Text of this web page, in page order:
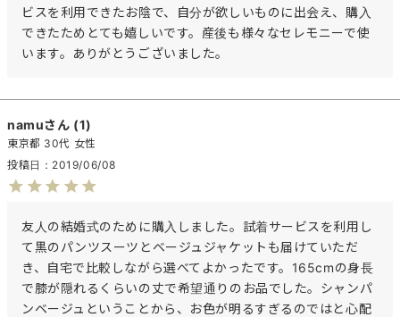
ビスを利用できたお陰で、自分が欲しいものに出会え、購入
できたためとても嬉しいです。産後も様々なセレモニーで使
います。ありがとうございました。
namu 1
東京都 30代 女性
投稿日
2019/06/08
友人の結婚式のために購入しました。試着サービスを利用し
て黒のパンツスーツとベージュジャケットも届けていただ
き、自宅で比較しながら選べてよかったです。165cmの身長
で膝が隠れるくらいの丈で希望通りのお品でした。シャンパ
ンベージュということから、お色が明るすぎるのではと心配